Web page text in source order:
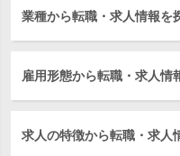
業種から転職・求人情報を
雇用形態から転職・求人情
求人の特徴から転職・求人